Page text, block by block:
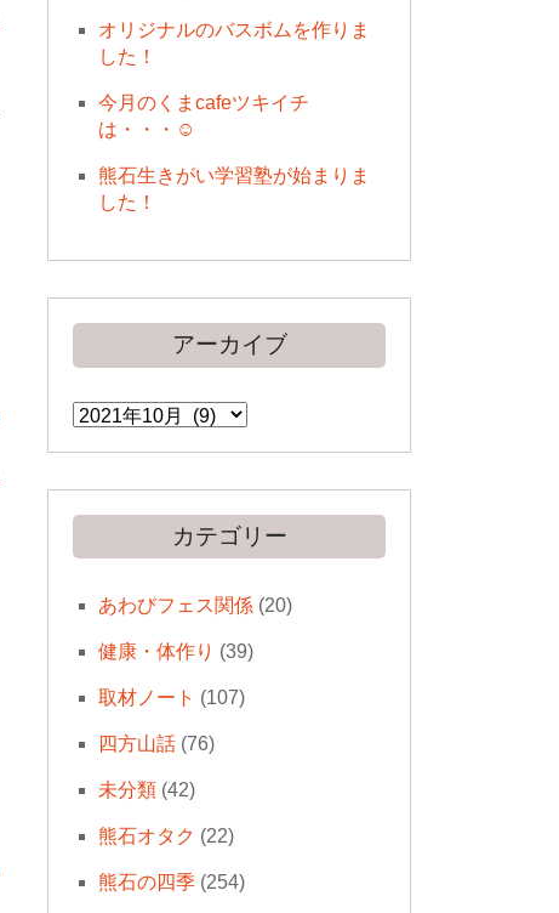
オリジナルのバスボムを作りま
した！
今月のくまcafeツキイチ
は・・・☺
熊石生きがい学習塾が始まりま
した！
アーカイブ
ア
ー
カ
カテゴリー
あわびフェス関係(20)
健康・体作り (39)
取材ノート (107)
四方山話(76)
未分類(42)
熊石オタク (22)
熊石の四季(254)